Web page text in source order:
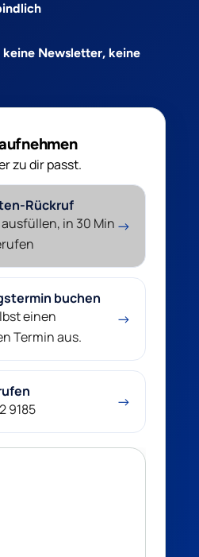
Newsletter, keine
zu dir passt.
Rückruf
in 30 Min →
buchen
einen
Termin aus.
→
9185
→